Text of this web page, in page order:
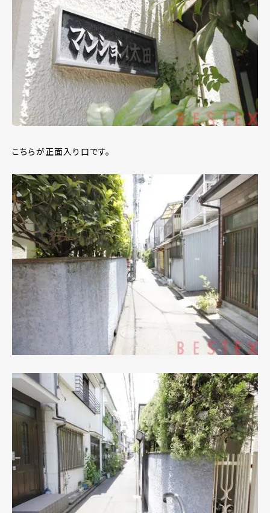
こちらが正面入り口です。